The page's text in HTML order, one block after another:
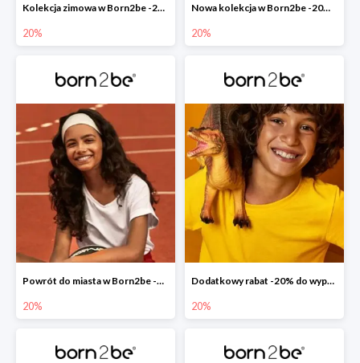
Kolekcja zimowa w Born2be -20%
20%
Nowa kolekcja w Born2be -20% na cały asortyment
20%
Powrót do miasta w Born2be -20% na całą kolekcję
20%
Dodatkowy rabat -20% do wyprzedaży w Born2be
20%